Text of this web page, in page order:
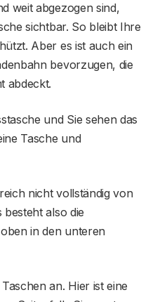
weit abgezogen sind,
sichtbar. So bleibt Ihre
Aber es ist auch ein
bevorzugen, die
abdeckt.
und Sie sehen das
Tasche und
nicht vollständig von
also die
in den unteren
an. Hier ist eine